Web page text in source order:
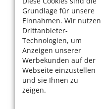
Grundlage für unsere
Einnahmen. Wir nutzen
Drittanbieter-
Technologien, um
Anzeigen unserer
Werbekunden auf der
Webseite einzustellen
und sie Ihnen zu
zeigen.